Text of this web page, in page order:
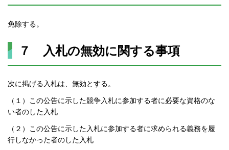
免除する。
７ 入札の無効に関する事項
次に掲げる入札は、無効とする。
（１）この公告に示した競争入札に参加する者に必要な資格のな
い者のした入札
（２）この公告に示した入札に参加する者に求められる義務を履
行しなかった者のした入札